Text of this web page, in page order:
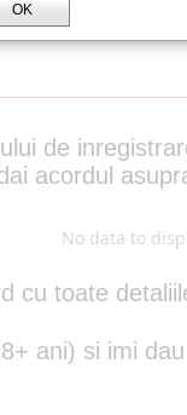
de
acordul
No data to
cu toate
ani) si imi
OK